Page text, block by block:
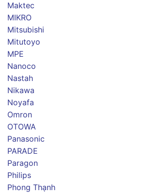
Maktec
MIKRO
Mitsubishi
Mitutoyo
MPE
Nanoco
Nastah
Nikawa
Noyafa
Omron
OTOWA
Panasonic
PARADE
Paragon
Philips
Phong Thạnh